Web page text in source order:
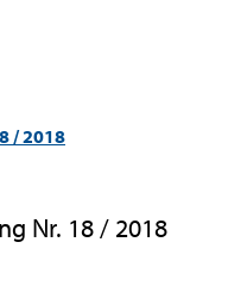
/ 2018
Nr. 18 / 2018